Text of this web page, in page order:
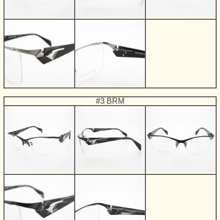
#3 BRM